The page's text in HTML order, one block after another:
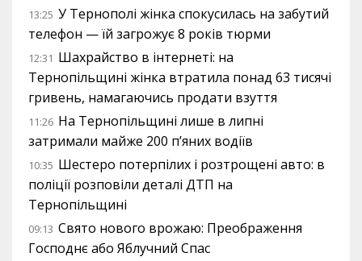
13:25 У Тернополі жінка спокусилась на забутий
телефон — їй загрожує 8 років тюрми
12:31 Шахрайство в інтернеті: на
Тернопільщині жінка втратила понад 63 тисячі
гривень, намагаючись продати взуття
11:26 На Тернопільщині лише в липні
затримали майже 200 п’яних водіїв
10:35 Шестеро потерпілих і розтрощені авто: в
поліції розповіли деталі ДТП на
Тернопільщині
09:13 Свято нового врожаю: Преображення
Господнє або Яблучний Спас